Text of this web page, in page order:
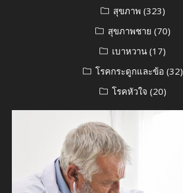
สุขภาพ (323)
สุขภาพชาย (70)
เบาหวาน (17)
โรคกระดูกและข้อ (32)
โรคหัวใจ (20)